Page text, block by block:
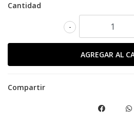
Cantidad
-
Compartir